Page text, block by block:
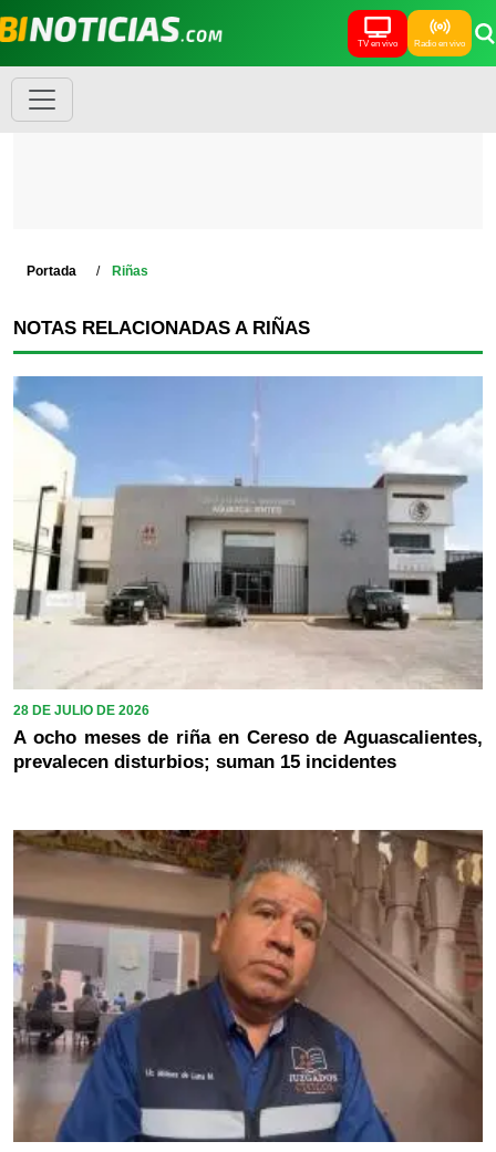
TV en vivo Radio en vivo
Portada Riñas
NOTAS RELACIONADAS A RIÑAS
28 DE JULIO DE 2026
A ocho meses de riña en Cereso de Aguascalientes,
prevalecen disturbios; suman 15 incidentes